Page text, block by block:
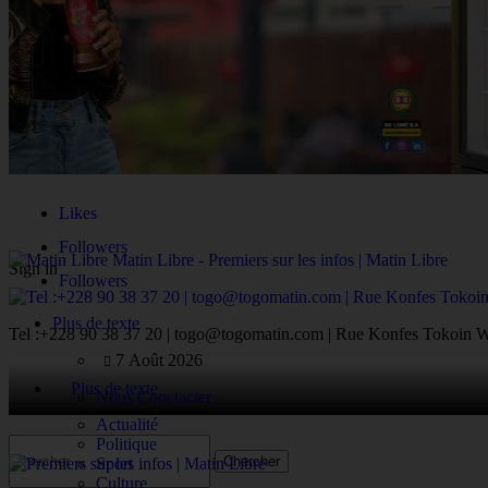
Likes
Followers
Followers
Sign in
Plus de texte
7 Août 2026
Nous Conctacter
Matin Libre - Premiers sur les infos | Matin Libre
Tel :+228 90 38 37 20 | togo@togomatin.com | Rue Konfes Tokoin
Plus de texte
Actualité
Politique
Sport
Culture